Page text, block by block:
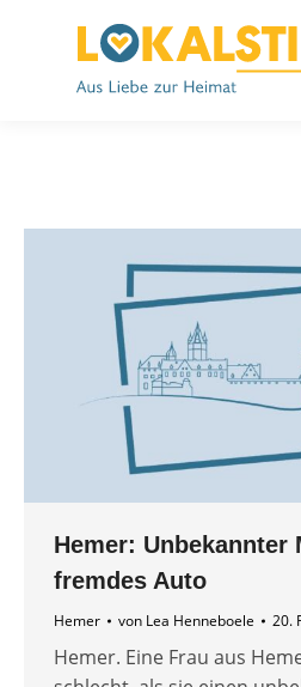
Hemer: Unbekannter
fremdes Auto
Hemer von Lea Henneboele 20.
Hemer. Eine Frau aus